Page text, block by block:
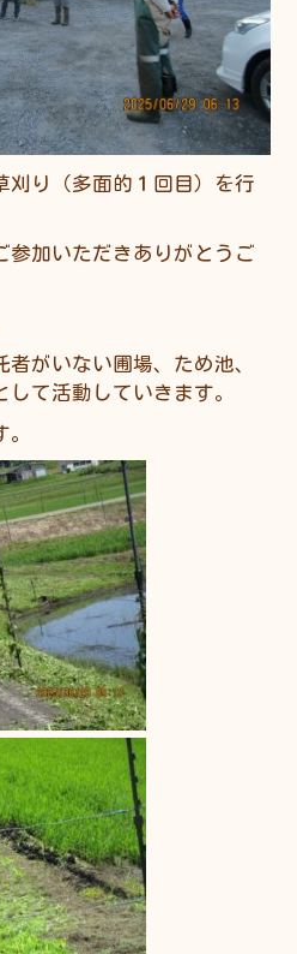
刈り（多面的１回目）を行
参加いただきありがとうご
がいない圃場、ため池、
て活動していきます。